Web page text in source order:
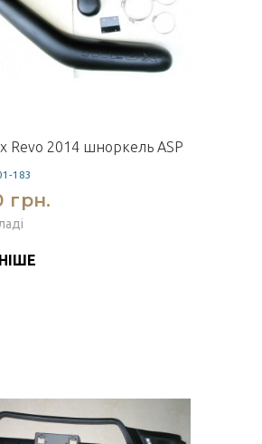
Revo 2014 шноркель ASP
183
грн.